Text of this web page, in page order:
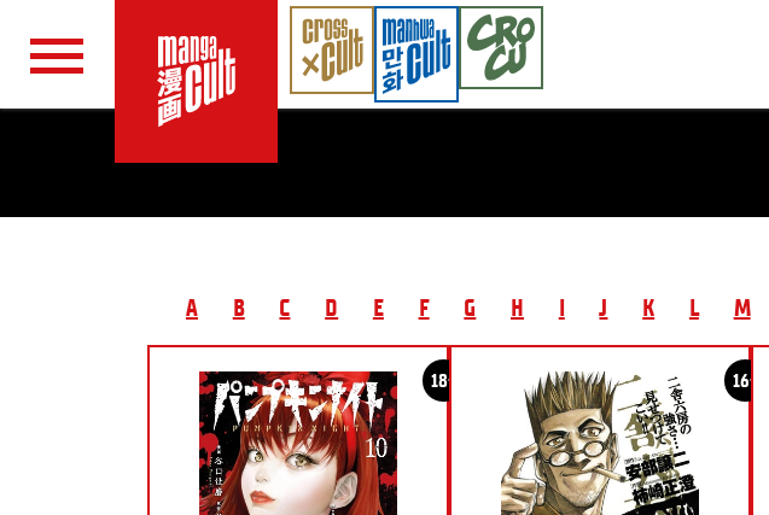
A
B C D E F G H I J K L M
18+ 16+